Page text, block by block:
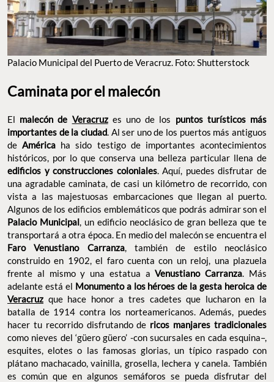
Palacio Municipal del Puerto de Veracruz. Foto: Shutterstock
Caminata por el malecón
El malecón de Veracruzes uno de los puntos turísticos más
importantes de la ciudad. Al ser uno de los puertos más antiguos
deAmérica ha sido testigo de importantes acontecimientos
históricos, por lo que conserva una belleza particular llena de
edificios y construcciones coloniales. Aquí, puedes disfrutar de
una agradable caminata, de casi un kilómetro de recorrido, con
vista a las majestuosas embarcaciones que llegan al puerto.
Algunos de los edificios emblemáticos que podrás admirar son el
Palacio Municipal, un edificio neoclásico de gran belleza que te
transportará a otra época. En medio del malecón se encuentra el
Faro Venustiano Carranza, también de estilo neoclásico
construido en 1902, el faro cuenta con un reloj, una plazuela
frente al mismo y una estatua aVenustiano Carranza. Más
adelante está el Monumento a los héroes de la gesta heroica de
Veracruz que hace honor a tres cadetes que lucharon en la
batalla de 1914 contra los norteamericanos. Además, puedes
hacer tu recorrido disfrutando de ricos manjares tradicionales
como nieves del ‘güero güero’ -con sucursales en cada esquina–,
esquites, elotes o las famosas glorias, un típico raspado con
plátano machacado, vainilla, grosella, lechera y canela. También
es común que en algunos semáforos se pueda disfrutar del